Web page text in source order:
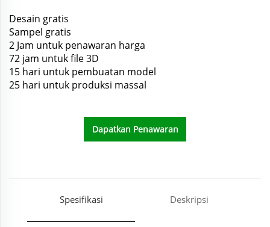
Desain gratis
Sampel gratis
2 Jam untuk penawaran harga
72 jam untuk file 3D
15 hari untuk pembuatan model
25 hari untuk produksi massal
Dapatkan Penawaran
Spesifikasi Deskripsi